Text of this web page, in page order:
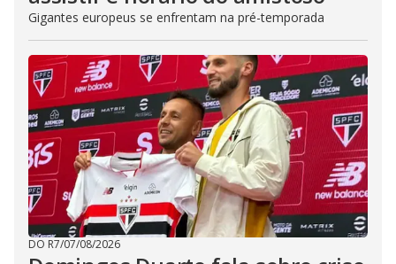
Gigantes europeus se enfrentam na pré-temporada
DO R7/07/08/2026